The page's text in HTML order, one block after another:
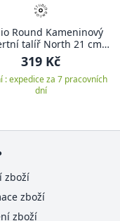
Round Kameninový
talíř North 21 cm
White/Matte River
319 Kč
: expedice za 7 pracovních
dní
zboží
zboží
zboží